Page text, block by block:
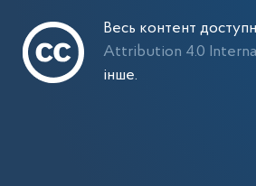
Весь контент
Attribution 4.0
інше.